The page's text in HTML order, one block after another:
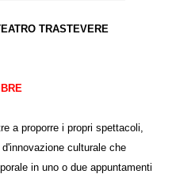
TRASTEVERE
a proporre i propri spettacoli,
culturale che
in uno o due appuntamenti